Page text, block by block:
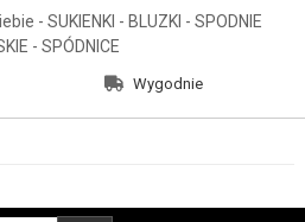
- SUKIENKI - BLUZKI - SPODNIE
- SPÓDNICE
Wygodnie